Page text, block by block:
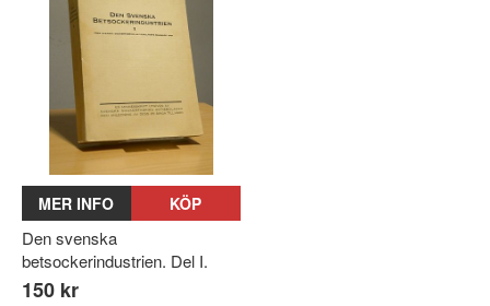
MER INFO KÖP
Den svenska
betsockerindustrien. Del I.
150 kr